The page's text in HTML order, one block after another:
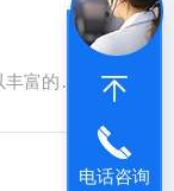
富的销
电话咨询